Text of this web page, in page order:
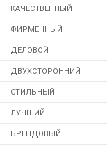
КАЧЕСТВЕННЫЙ
ФИРМЕННЫЙ
ДЕЛОВОЙ
ДВУХСТОРОННИЙ
СТИЛЬНЫЙ
ЛУЧШИЙ
БРЕНДОВЫЙ